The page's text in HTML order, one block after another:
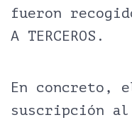
fueron
A TERCEROS.
En concreto,
suscripción